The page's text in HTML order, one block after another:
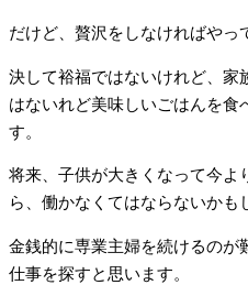
だけど、贅沢をしなければやっ
決して裕福ではないけれど、家
はないれど美味しいごはんを食
す。
将来、子供が大きくなって今よ
ら、働かなくてはならないかも
金銭的に専業主婦を続けるのが
仕事を探すと思います。